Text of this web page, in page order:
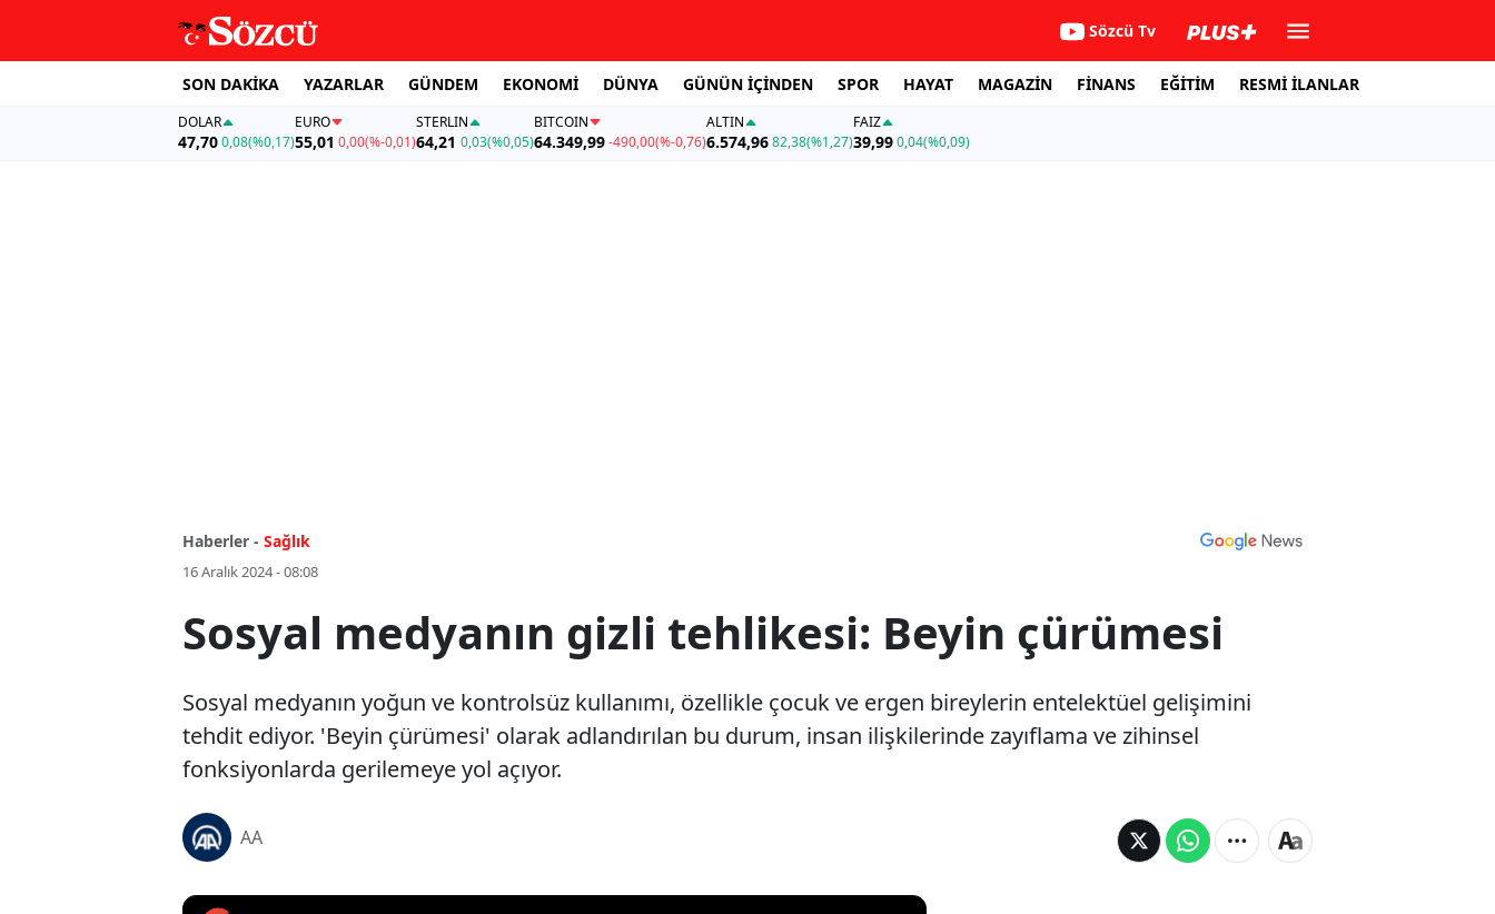
Sözcü Tv
SON DAKİKA YAZARLAR GÜNDEM EKONOMİ DÜNYA GÜNÜN İÇİNDEN SPOR HAYAT MAGAZİN FİNANS EĞİTİM RESMİ İLANLAR
DOLAR
47,700,08(%0,17)
EURO
55,01 0,00(%-0,01)
STERLIN
64,21 0,03(%0,05)
BITCOIN
64.349,99-490,00(%-0,76)
ALTIN
6.574,9682,38(%1,27)
FAİZ
39,990,04(%0,09)
Haberler - Sağlık
16 Aralık 2024 - 08:08
Sosyal medyanın gizli tehlikesi: Beyin çürümesi
Sosyal medyanın yoğun ve kontrolsüz kullanımı, özellikle çocuk ve ergen bireylerin entelektüel gelişimini
tehdit ediyor. 'Beyin çürümesi' olarak adlandırılan bu durum, insan ilişkilerinde zayıflama ve zihinsel
fonksiyonlarda gerilemeye yol açıyor.
AA